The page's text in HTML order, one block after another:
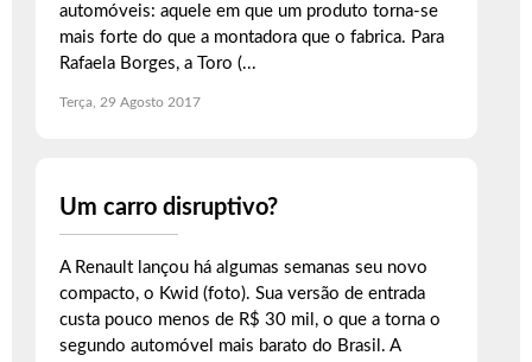
automóveis: aquele em que um produto torna-se
mais forte do que a montadora que o fabrica. Para
Rafaela Borges, a Toro (...
Terça, 29 Agosto 2017
Um carro disruptivo?
A Renault lançou há algumas semanas seu novo
compacto, o Kwid (foto). Sua versão de entrada
custa pouco menos de R$ 30 mil, o que a torna o
segundo automóvel mais barato do Brasil. A